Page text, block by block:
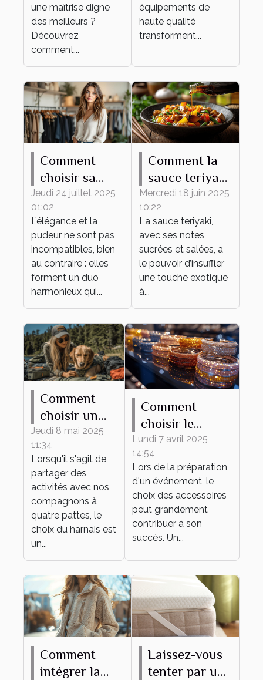
une maîtrise digne
des meilleurs ?
Découvrez
comment...
équipements de
haute qualité
transforment...
Comment
choisir sa
tenue
élégante et
pudique pour
tout
événement ?
Jeudi 24 juillet 2025
01:02
L’élégance et la
pudeur ne sont pas
incompatibles, bien
au contraire : elles
forment un duo
harmonieux qui...
Comment la
sauce teriyaki
transforme
vos plats du
quotidien
Mercredi 18 juin 2025
10:22
La sauce teriyaki,
avec ses notes
sucrées et salées, a
le pouvoir d’insuffler
une touche exotique
à...
Comment
choisir un
harnais
adapté à
différentes
activités
canines
Jeudi 8 mai 2025
11:34
Lorsqu'il s'agit de
partager des
activités avec nos
compagnons à
quatre pattes, le
choix du harnais est
un...
Comment
choisir le
bracelet
personnalisable
parfait pour
votre
événement
Lundi 7 avril 2025
14:54
Lors de la préparation
d'un événement, le
choix des accessoires
peut grandement
contribuer à son
succès. Un...
Comment
intégrer la
Laissez-vous
tenter par un